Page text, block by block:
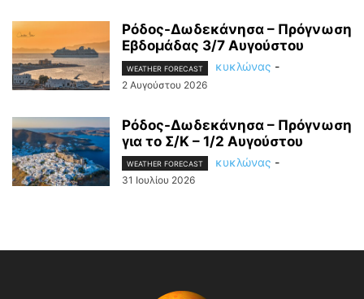
Ρόδος-Δωδεκάνησα – Πρόγνωση
Εβδομάδας 3/7 Αυγούστου
WEATHER FORECAST κυκλώνας -
2 Αυγούστου 2026
Ρόδος-Δωδεκάνησα – Πρόγνωση
για το Σ/Κ – 1/2 Αυγούστου
WEATHER FORECAST κυκλώνας -
31 Ιουλίου 2026